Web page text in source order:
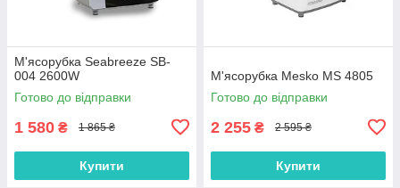
М'ясорубка Seabreeze SB-
004 2600W
Готово до відправки
1 580 ₴ 1 865 ₴
Купити
М'ясорубка Mesko MS 4805
Готово до відправки
2 255 ₴ 2 595 ₴
Купити